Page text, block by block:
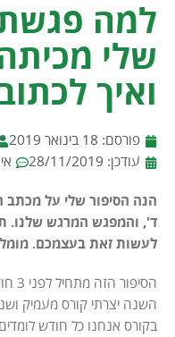
למה
שלי
ואיך
פורסם: 18 בינואר 2019
עודכן: 28/11/2019
הנה הסיפור שלי על
ד', והמפגש המרגש שלנו.
לעשות זאת בעצמכם.
הסיפור הזה מתחיל לפני 3 חודשים.
השנה יצרתי קורס מעמיק
בקורס אנחנו כל חודש